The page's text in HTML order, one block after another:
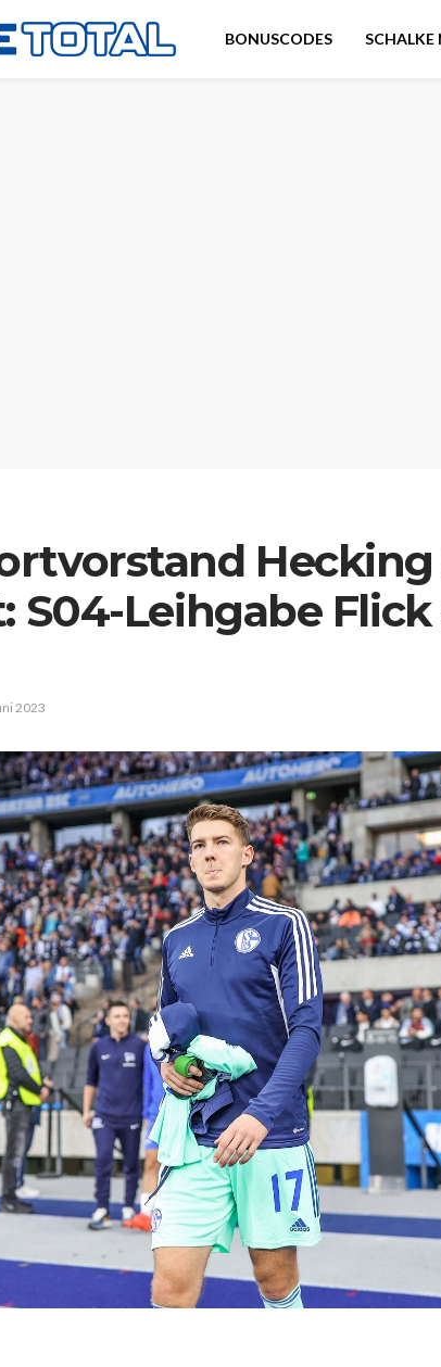
BONUSCODES SCHALKE
S04-Leihgabe Flick
2023